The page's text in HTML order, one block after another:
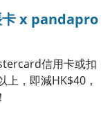
x pandapro
信用卡或扣
，即減HK$40，